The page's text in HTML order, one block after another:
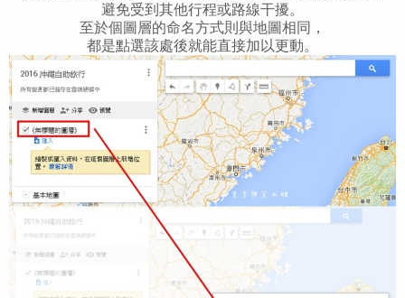
避免受到其他行程或路線干擾。
至於個圖層的命名方式則與地圖相同，
都是點選該處後就能直接加以更動。